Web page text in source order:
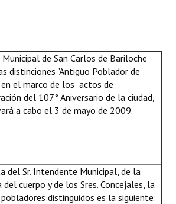
- Registro
- Registro
Registro
- Registro
de San Carlos de Bariloche
distinciones "Antiguo Poblador de
en el marco de los actos de
del 107° Aniversario de la ciudad,
a cabo el 3 de mayo de 2009.
del Sr. Intendente Municipal, de la
del cuerpo y de los Sres. Concejales, la
distinguidos es la siguiente: